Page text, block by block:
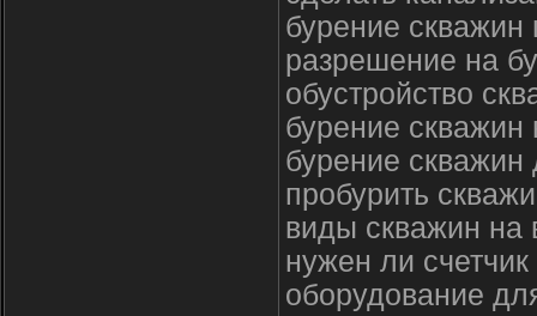
бурение скважин
разрешение на
обустройство
бурение
бурение скважин
пробурить
виды скважин на
нужен ли
оборудование